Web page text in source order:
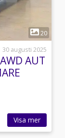
20
30 augusti 2025
AUT
Visa mer